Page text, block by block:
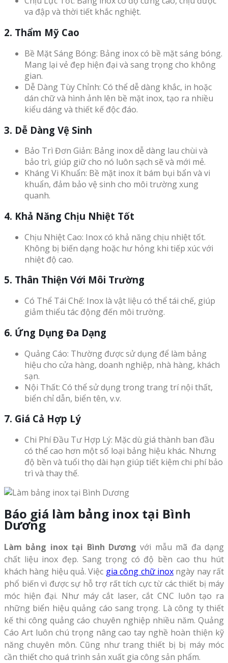
va đập và thời tiết khắc nghiệt.
2. Thẩm Mỹ Cao
Bề Mặt Sáng Bóng: Bảng inox có bề mặt sáng bóng.
Mang lại vẻ đẹp hiện đại và sang trọng cho không
gian.
Dễ Dàng Tùy Chỉnh: Có thể dễ dàng khắc, in hoặc
dán chữ và hình ảnh lên bề mặt inox, tạo ra nhiều
kiểu dáng và thiết kế độc đáo.
3. Dễ Dàng Vệ Sinh
Bảo Trì Đơn Giản: Bảng inox dễ dàng lau chùi và
bảo trì, giúp giữ cho nó luôn sạch sẽ và mới mẻ.
Kháng Vi Khuẩn: Bề mặt inox ít bám bụi bẩn và vi
khuẩn, đảm bảo vệ sinh cho môi trường xung
quanh.
4. Khả Năng Chịu Nhiệt Tốt
Chịu Nhiệt Cao: Inox có khả năng chịu nhiệt tốt.
Không bị biến dạng hoặc hư hỏng khi tiếp xúc với
nhiệt độ cao.
5. Thân Thiện Với Môi Trường
Có Thể Tái Chế: Inox là vật liệu có thể tái chế, giúp
giảm thiểu tác động đến môi trường.
6. Ứng Dụng Đa Dạng
Quảng Cáo: Thường được sử dụng để làm bảng
hiệu cho cửa hàng, doanh nghiệp, nhà hàng, khách
sạn.
Nội Thất: Có thể sử dụng trong trang trí nội thất,
biển chỉ dẫn, biển tên, v.v.
7. Giá Cả Hợp Lý
Chi Phí Đầu Tư Hợp Lý: Mặc dù giá thành ban đầu
có thể cao hơn một số loại bảng hiệu khác. Nhưng
độ bền và tuổi thọ dài hạn giúp tiết kiệm chi phí bảo
trì và thay thế.
Báo giá làm bảng inox tại Bình
Dương
Làm bảng inox tại Bình Dương với mẫu mã đa dạng
chất liệu inox đẹp. Sang trọng có độ bền cao thu hút
khách hàng hiệu quả. Việc gia công chữ inoxngày nay rất
phổ biến vì được sự hỗ trợ rất tích cực từ các thiết bị máy
móc hiện đại. Như máy cắt laser, cắt CNC luôn tạo ra
những biển hiệu quảng cáo sang trọng. Là công ty thiết
kế thi công quảng cáo chuyên nghiệp nhiều năm. Quảng
Cáo Art luôn chú trọng nâng cao tay nghề hoàn thiện kỹ
năng chuyên môn. Cũng như trang thiết bị bị máy móc
cần thiết cho quá trình sản xuất gia công sản phẩm.